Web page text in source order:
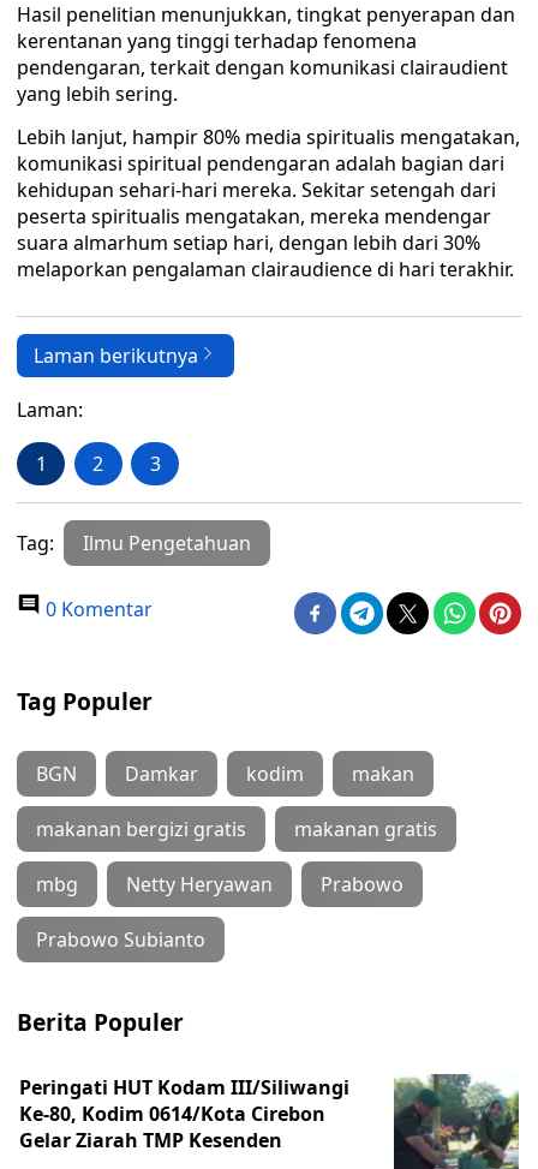
Hasil penelitian menunjukkan, tingkat penyerapan dan
kerentanan yang tinggi terhadap fenomena
pendengaran, terkait dengan komunikasi clairaudient
yang lebih sering.
Lebih lanjut, hampir 80% media spiritualis mengatakan,
komunikasi spiritual pendengaran adalah bagian dari
kehidupan sehari-hari mereka. Sekitar setengah dari
peserta spiritualis mengatakan, mereka mendengar
suara almarhum setiap hari, dengan lebih dari 30%
melaporkan pengalaman clairaudience di hari terakhir.
Laman berikutnya
Laman:
1 2 3
Tag: Ilmu Pengetahuan
0 Komentar
Tag Populer
BGN Damkar kodim makan
makanan bergizi gratis makanan gratis
mbg Netty Heryawan Prabowo
Prabowo Subianto
Berita Populer
Peringati HUT Kodam III/Siliwangi
Ke-80, Kodim 0614/Kota Cirebon
Gelar Ziarah TMP Kesenden